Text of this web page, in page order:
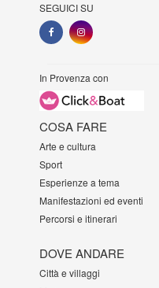
SEGUICI SU
In Provenza con
COSA FARE
Arte e cultura
Sport
Esperienze a tema
Manifestazioni ed eventi
Percorsi e itinerari
DOVE ANDARE
Città e villaggi